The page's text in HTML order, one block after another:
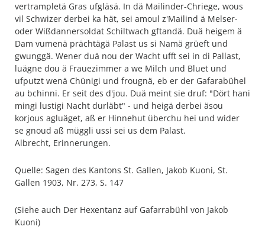
vertrampletä Gras ufgläsä. In dä Mailinder-Chriege, wous
vil Schwizer derbei ka hät, sei amoul z'Mailind ä Melser-
oder Wißdannersoldat Schiltwach gftandä. Duä heigem ä
Dam vumenä prächtägä Palast us si Namä grüeft und
gwunggä. Wener duä nou der Wacht ufft sei in di Pallast,
luägne dou ä Frauezimmer a we Milch und Bluet und
ufputzt wenä Chünigi und frougnä, eb er der Gafarabühel
au bchinni. Er seit des d'jou. Duä meint sie druf: "Dört hani
mingi lustigi Nacht durläbt" - und heigä derbei äsou
korjous agluäget, aß er Hinnehut überchu hei und wider
se gnoud aß müggli ussi sei us dem Palast.
Albrecht, Erinnerungen.
Quelle: Sagen des Kantons St. Gallen, Jakob Kuoni, St.
Gallen 1903, Nr. 273, S. 147
(Siehe auch Der Hexentanz auf Gafarrabühl von Jakob
Kuoni)